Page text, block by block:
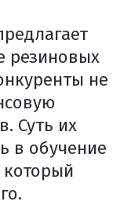
резиновых
не
Суть их
в обучение